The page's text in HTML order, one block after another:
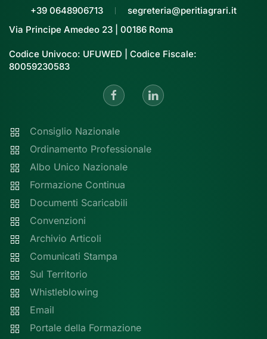
+39 0648906713
segreteria@peritiagrari.it
Via Principe Amedeo 23 | 00186 Roma
Codice Univoco: UFUWED | Codice Fiscale:
80059230583
Consiglio Nazionale
Ordinamento Professionale
Albo Unico Nazionale
Formazione Continua
Documenti Scaricabili
Convenzioni
Archivio Articoli
Comunicati Stampa
Sul Territorio
Whistleblowing
Email
Portale della Formazione